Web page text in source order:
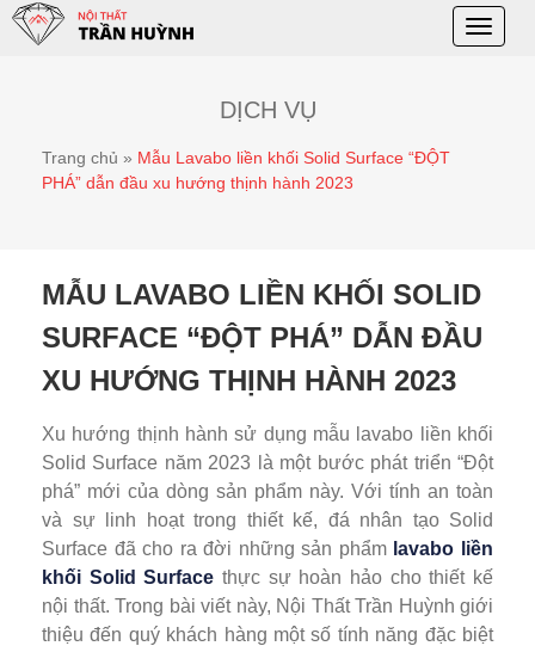
Toggle
DỊCH VỤ
Trang chủ » Mẫu Lavabo liền khối Solid Surface “ĐỘT
PHÁ” dẫn đầu xu hướng thịnh hành 2023
MẪU LAVABO LIỀN KHỐI SOLID
SURFACE “ĐỘT PHÁ” DẪN ĐẦU
XU HƯỚNG THỊNH HÀNH 2023
Xu hướng thịnh hành sử dụng mẫu lavabo liền khối
Solid Surface năm 2023 là một bước phát triển “Đột
phá” mới của dòng sản phẩm này. Với tính an toàn
và sự linh hoạt trong thiết kế, đá nhân tạo Solid
Surface đã cho ra đời những sản phẩm lavabo liền
khối Solid Surface thực sự hoàn hảo cho thiết kế
nội thất. Trong bài viết này, Nội Thất Trần Huỳnh giới
thiệu đến quý khách hàng một số tính năng đặc biệt